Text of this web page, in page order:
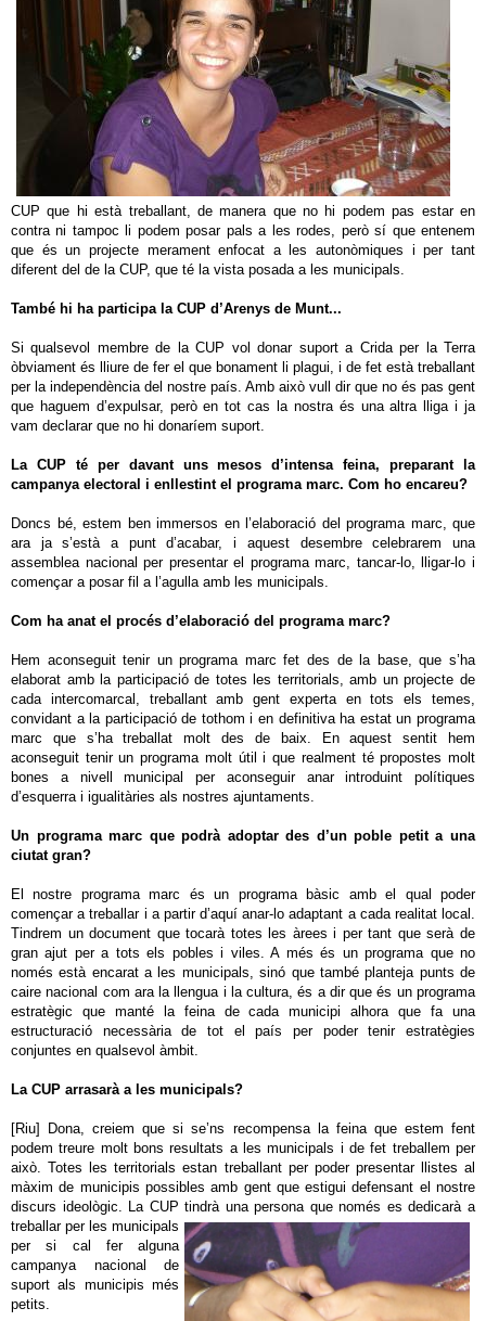
CUP que hi està treballant, de manera que no hi podem pas estar en
contra ni tampoc li podem posar pals a les rodes, però sí que entenem
que és un projecte merament enfocat a les autonòmiques i per tant
diferent del de la CUP, que té la vista posada a les municipals.
També hi ha participa la CUP d’Arenys de Munt...
Si qualsevol membre de la CUP vol donar suport a Crida per la Terra
òbviament és lliure de fer el que bonament li plagui, i de fet està treballant
per la independència del nostre país. Amb això vull dir que no és pas gent
que haguem d’expulsar, però en tot cas la nostra és una altra lliga i ja
vam declarar que no hi donaríem suport.
La CUP té per davant uns mesos d’intensa feina, preparant la
campanya electoral i enllestint el programa marc. Com ho encareu?
Doncs bé, estem ben immersos en l’elaboració del programa marc, que
ara ja s’està a punt d’acabar, i aquest desembre celebrarem una
assemblea nacional per presentar el programa marc, tancar-lo, lligar-lo i
començar a posar fil a l’agulla amb les municipals.
Com ha anat el procés d’elaboració del programa marc?
Hem aconseguit tenir un programa marc fet des de la base, que s’ha
elaborat amb la participació de totes les territorials, amb un projecte de
cada intercomarcal, treballant amb gent experta en tots els temes,
convidant a la participació de tothom i en definitiva ha estat un programa
marc que s’ha treballat molt des de baix. En aquest sentit hem
aconseguit tenir un programa molt útil i que realment té propostes molt
bones a nivell municipal per aconseguir anar introduint polítiques
d’esquerra i igualitàries als nostres ajuntaments.
Un programa marc que podrà adoptar des d’un poble petit a una
ciutat gran?
El nostre programa marc és un programa bàsic amb el qual poder
començar a treballar i a partir d’aquí anar-lo adaptant a cada realitat local.
Tindrem un document que tocarà totes les àrees i per tant que serà de
gran ajut per a tots els pobles i viles. A més és un programa que no
només està encarat a les municipals, sinó que també planteja punts de
caire nacional com ara la llengua i la cultura, és a dir que és un programa
estratègic que manté la feina de cada municipi alhora que fa una
estructuració necessària de tot el país per poder tenir estratègies
conjuntes en qualsevol àmbit.
La CUP arrasarà a les municipals?
[Riu] Dona, creiem que si se’ns recompensa la feina que estem fent
podem treure molt bons resultats a les municipals i de fet treballem per
això. Totes les territorials estan treballant per poder presentar llistes al
màxim de municipis possibles amb gent que estigui defensant el nostre
discurs ideològic. La CUP tindrà una persona que només es dedicarà a
treballar per les municipals
per si cal fer alguna
campanya nacional de
suport als municipis més
petits.